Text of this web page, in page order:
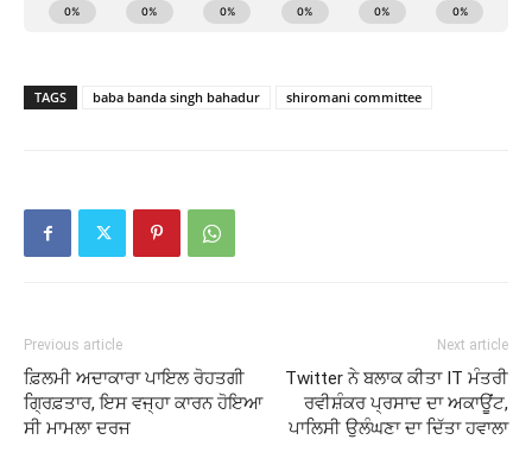
TAGS baba banda singh bahadur shiromani committee
Previous article
ਫ਼ਿਲਮੀ ਅਦਾਕਾਰਾ ਪਾਇਲ ਰੋਹਤਗੀ
ਗ੍ਰਿਫ਼ਤਾਰ, ਇਸ ਵਜ੍ਹਾ ਕਾਰਨ ਹੋਇਆ
ਸੀ ਮਾਮਲਾ ਦਰਜ
Next article
Twitter ਨੇ ਬਲਾਕ ਕੀਤਾ IT ਮੰਤਰੀ
ਰਵੀਸ਼ੰਕਰ ਪ੍ਰਸਾਦ ਦਾ ਅਕਾਊਂਟ,
ਪਾਲਿਸੀ ਉਲੰਘਣਾ ਦਾ ਦਿੱਤਾ ਹਵਾਲਾ